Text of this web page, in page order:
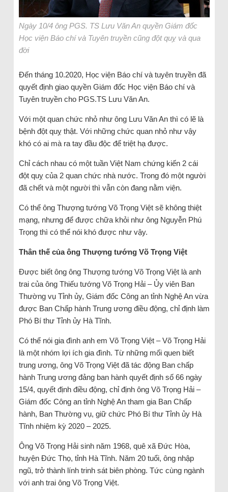
Ngày 10/4 ông PGS. TS Lưu Văn An quyền Giám đốc
Học viện Báo chí và Tuyên truyền cũng đột quỵ và qua
đời
Đến tháng 10.2020, Học viện Báo chí và tuyên truyền đã
quyết định giao quyền Giám đốc Học viện Báo chí và
Tuyên truyền cho PGS.TS Lưu Văn An.
Với một quan chức nhỏ như ông Lưu Văn An thì có lẽ là
bệnh đột quỵ thật. Với những chức quan nhỏ như vậy
khó có ai mà ra tay đầu độc để triệt hạ được.
Chỉ cách nhau có một tuần Việt Nam chứng kiến 2 cái
đột quỵ của 2 quan chức nhà nước. Trong đó một người
đã chết và một người thì vẫn còn đang nằm viện.
Có thể ông Thượng tướng Võ Trọng Việt sẽ không thiệt
mạng, nhưng để được chữa khỏi như ông Nguyễn Phú
Trọng thì có thể nói khó được như vậy.
Thân thế của ông Thượng tướng Võ Trọng Việt
Được biết ông ông Thượng tướng Võ Trọng Việt là anh
trai của ông Thiếu tướng Võ Trọng Hải – Ủy viên Ban
Thường vụ Tỉnh ủy, Giám đốc Công an tỉnh Nghệ An vừa
được Ban Chấp hành Trung ương điều động, chỉ định làm
Phó Bí thư Tỉnh ủy Hà Tĩnh.
Có thể nói gia đình anh em Võ Trọng Việt – Võ Trọng Hải
là một nhóm lợi ích gia đình. Từ những mối quen biết
trung ương, ông Võ Trọng Việt đã tác động Ban chấp
hành Trung ương đảng ban hành quyết định số 66 ngày
15/4, quyết định điều động, chỉ định ông Võ Trọng Hải –
Giám đốc Công an tỉnh Nghệ An tham gia Ban Chấp
hành, Ban Thường vụ, giữ chức Phó Bí thư Tỉnh ủy Hà
Tĩnh nhiệm kỳ 2020 – 2025.
Ông Võ Trọng Hải sinh năm 1968, quê xã Đức Hòa,
huyện Đức Thọ, tỉnh Hà Tĩnh. Năm 20 tuổi, ông nhập
ngũ, trở thành lính trinh sát biên phòng. Tức cùng ngành
với anh trai ông Võ Trọng Việt.